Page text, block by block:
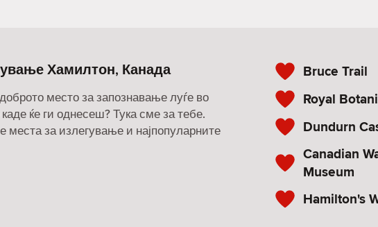
Хамилтон, Канада
место за запознавање луѓе во
ќе ги однесеш? Тука сме за тебе.
места за излегување и најпопуларните
Bruce Trail
Royal
Dundurn
Canadian
Museum
Hamilton's